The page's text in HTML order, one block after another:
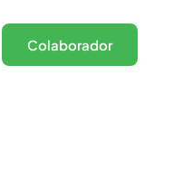
Colaborador